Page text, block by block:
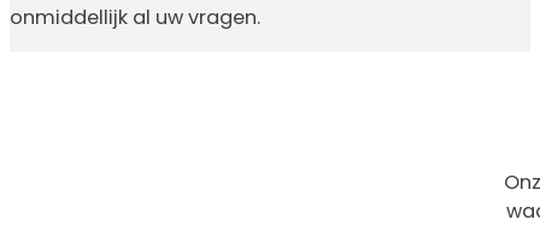
onmiddellijk al uw vragen.